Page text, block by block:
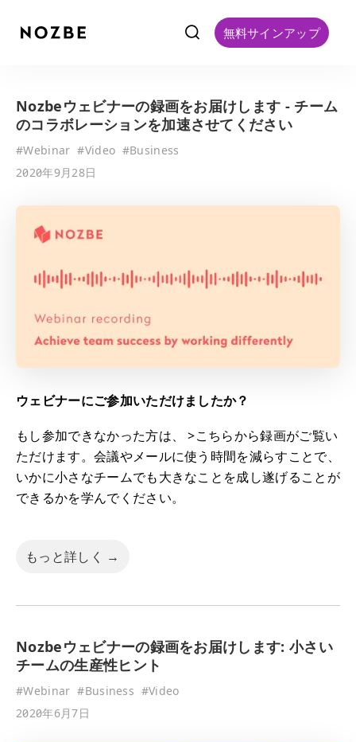
f 無料サインアップ
Nozbeウェビナーの録画をお届けします - チーム
のコラボレーションを加速させてください
#Webinar #Video #Business
2020年9月28日
ウェビナーにご参加いただけましたか？
もし参加できなかった方は、 >こちらから録画がご覧い
ただけます。会議やメールに使う時間を減らすことで、
いかに小さなチームでも大きなことを成し遂げることが
できるかを学んでください。
もっと詳しく →
Nozbeウェビナーの録画をお届けします: 小さい
チームの生産性ヒント
#Webinar #Business #Video
2020年6月7日